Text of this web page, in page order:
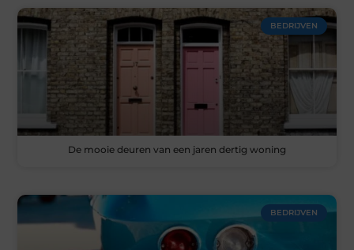
BEDRIJVEN
De mooie deuren van een jaren dertig woning
BEDRIJVEN